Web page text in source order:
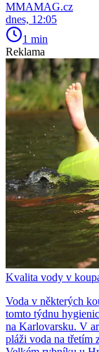
MMAMAG.cz
dnes, 12:05
1 min
Reklama
Kvalita vody v
Voda v některých
tomto týdnu
na Karlovarsku. V
pláži voda na třetím